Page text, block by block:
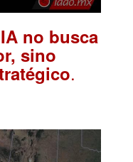
no busca
sino
.